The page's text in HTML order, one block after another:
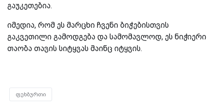
გაუკეთებია.
იმედია, რომ ეს მარცხი ჩვენი ბიჭებისთვის
გაკვეთილი გამოდგება და სამომავლოდ, ეს ნიჭიერი
თაობა თავის სიტყვას მაინც იტყვის.
ფეხბურთი